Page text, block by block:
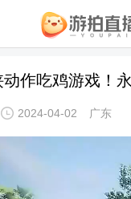
动作吃鸡游戏！
2024-04-02 广东